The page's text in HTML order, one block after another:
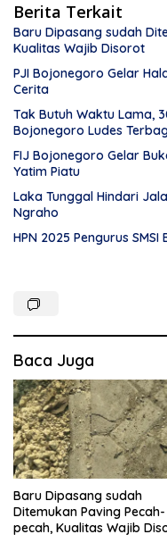
Berita Terkait
Baru Dipasang sudah
Kualitas Wajib Disorot
PJI Bojonegoro Gelar
Cerita
Tak Butuh Waktu Lama,
Bojonegoro Ludes
FIJ Bojonegoro Gelar
Yatim Piatu
Laka Tunggal Hindari
Ngraho
HPN 2025 Pengurus
Baca Juga
Baru Dipasang sudah
Ditemukan Paving Pecah-
pecah, Kualitas Wajib